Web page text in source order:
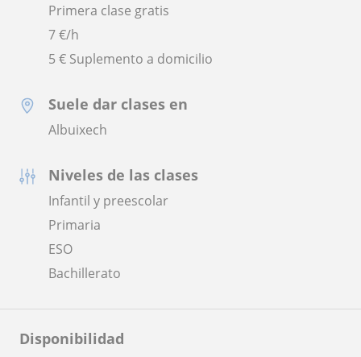
Primera clase gratis
7€/h
5 € Suplemento a domicilio
Suele dar clases en
Albuixech
Niveles de las clases
Infantil y preescolar
Primaria
ESO
Bachillerato
Disponibilidad